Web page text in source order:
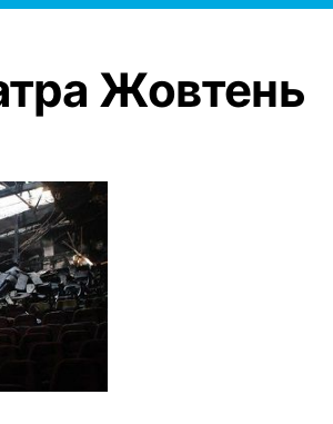
Жовтень